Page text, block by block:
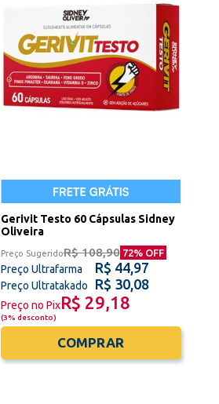
Gerivit Testo 60 Cápsulas Sidney
Oliveira
Preço SugeridoR$ 108,90 72% OFF
Preço Ultrafarma R$ 44,97
Preço Ultratakado R$ 30,08
Preço no PixR$ 29,18
(3% desconto)
COMPRAR